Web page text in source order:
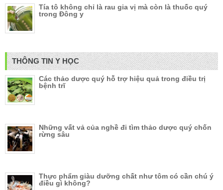
Tía tô không chỉ là rau gia vị mà còn là thuốc quý
trong Đông y
THÔNG TIN Y HỌC
Các thảo dược quý hỗ trợ hiệu quả trong điều trị
bệnh trĩ
Những vất vả của nghề đi tìm thảo dược quý chốn
rừng sâu
Thực phẩm giàu dưỡng chất như tôm có cần chú ý
điều gì không?